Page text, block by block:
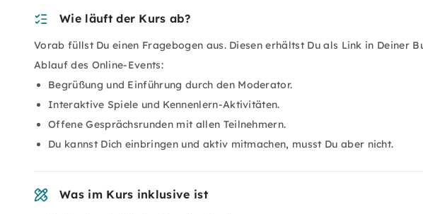
Wie läuft der Kurs ab?
Vorab füllst Du einen Fragebogen aus. Diesen erhältst Du als Link in Deiner
Ablauf des Online-Events:
Begrüßung und Einführung durch den Moderator.
Interaktive Spiele und Kennenlern-Aktivitäten.
Offene Gesprächsrunden mit allen Teilnehmern.
Du kannst Dich einbringen und aktiv mitmachen, musst Du aber nicht.
Was im Kurs inklusive ist